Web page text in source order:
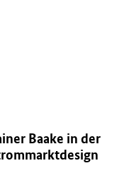
Baake in der